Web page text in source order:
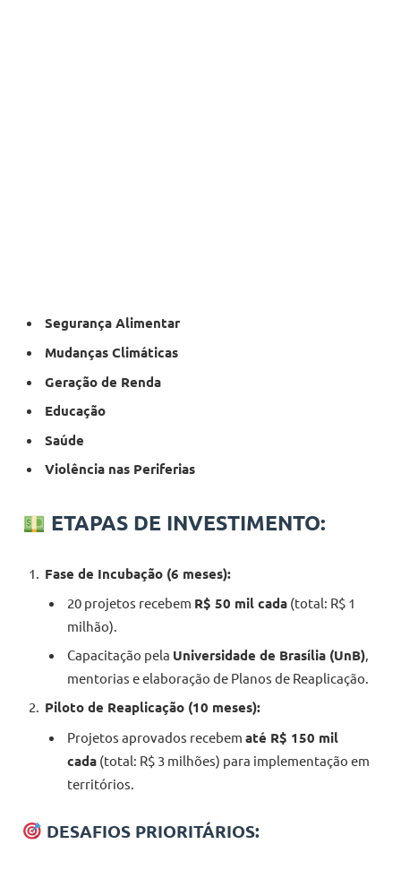
Segurança Alimentar
Mudanças Climáticas
Geração de Renda
Educação
Saúde
Violência nas Periferias
ETAPAS DE INVESTIMENTO:
Fase de Incubação (6 meses):
20 projetos recebem R$ 50 mil cada (total: R$ 1
milhão).
Capacitação pela Universidade de Brasília (UnB),
mentorias e elaboração de Planos de Reaplicação.
Piloto de Reaplicação (10 meses):
Projetos aprovados recebem até R$ 150 mil
cada (total: R$ 3 milhões) para implementação em
territórios.
DESAFIOS PRIORITÁRIOS: